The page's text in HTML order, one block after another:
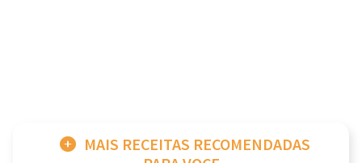
MAIS RECEITAS RECOMENDADAS